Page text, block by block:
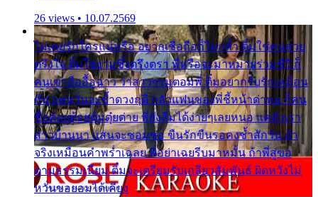
26 views • 10.07.2569
ไม่เคยรักใครแน่หรือ อยากเชื่อถือก็ไม่กล้า ติ๋มใช่คนสวย
ตรึงใจ ติ๋มใช่งามซึ้งตรึงตรา พี่หรือจะมาหมายร่วมชีวี ก็
คนเขาลืออื้อฉาว ว่าสาวๆรุมตอมพี่ ติ๋มอยากรับรักเหมือน
กัน แต่หวั่นจะช้ำดวงฤดี กลัวแฟนของพี่ชี้หน้าด่าทอ ก็คน
ชื่อต๋อยต้อยตุ้มตุ๋ยต่าย พี่ยังลืมได้ง่ายๆเลยหนอ แค่ตัวเรา
สาวบ้านนา แสนจะซอมซ่อ ขืนรักขืนรอคงช้ำสักวัน ถ้า
จริงเหมือนคำพร่ำเฉลย พี่อย่าเฉยรีบมาหมั้น ถ้าพี่สู่ขอ
ตามธรรมเนียม ติ๋มจะเตรียมรับเกลียวสัมพันธ์ ผิดหวังไม่
หวั่นขอยอมได้เคียง